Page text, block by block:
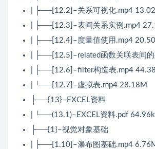
| ├──[12.2]–关系可视化.mp4
| ├──[12.3]–表间关系实例.mp4
| ├──[12.4]–度量值使用.mp4
| ├──[12.5]–related函数关联表间
| ├──[12.6]–filter构造表.mp4
| └──[12.7]–虚拟表.mp4 28.18M
├──{13}–EXCEL资料
| └──(13.1)–EXCEL资料.pdf
├──{1}–视觉对象基础
| ├──[1.10]–瀑布图基础.mp4